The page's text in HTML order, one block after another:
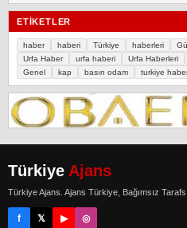
ETIKETLER
haber haberi Türkiye haberleri
Urfa Haber
urfa haberi Urfa Haberleri
Genel
kap basın odam turkiye
Türkiye Ajans
Türkiye Ajans. Ajans Türkiye, Bağımsız
f 𝕏 ▶ ◎